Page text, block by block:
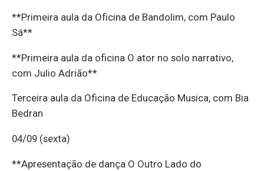
**Primeira aula da Oficina de Bandolim, com Paulo
Sá**
**Primeira aula da oficina O ator no solo narrativo,
com Julio Adrião**
Terceira aula da Oficina de Educação Musica, com Bia
Bedran
04/09 (sexta)
**Apresentação de dança O Outro Lado do